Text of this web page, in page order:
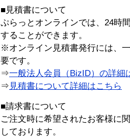
■見積書について
ぷらっとオンラインでは、24時
することができます。
※オンライン見積書発行には、
要です。
⇒一般法人会員（BizID）の詳細
⇒ 見積書について詳細はこちら
■請求書について
ご注文時に希望されたお客様に
しております。